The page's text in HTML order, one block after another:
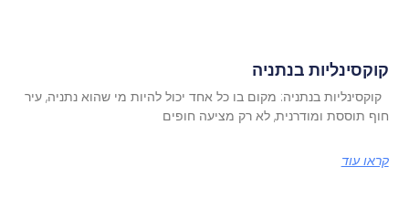
קוקסינליות בנתניה
קוקסינליות בנתניה: מקום בו כל אחד יכול להיות מי שהוא נתניה, עיר
חוף תוססת ומודרנית, לא רק מציעה חופים
קראו עוד